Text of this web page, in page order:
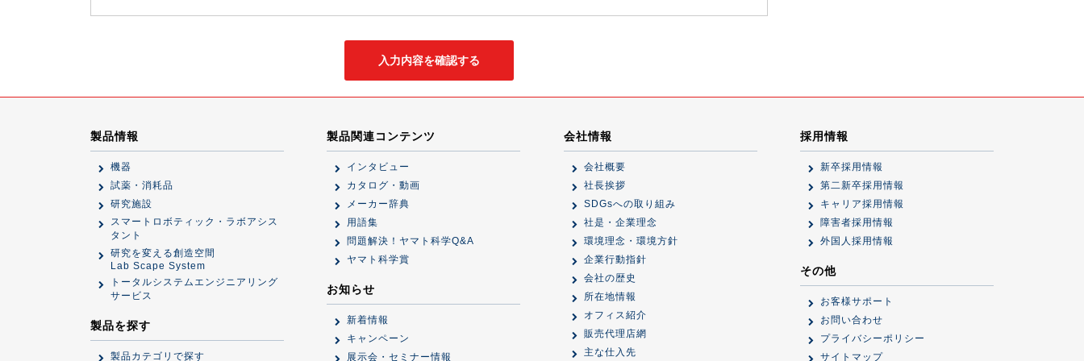
製品情報
機器
試薬・消耗品
研究施設
スマートロボティック・ラボアシス
タント
研究を変える創造空間
Lab Scape System
トータルシステムエンジニアリング
サービス
製品を探す
製品カテゴリで探す
製品関連コンテンツ
インタビュー
カタログ・動画
メーカー辞典
用語集
問題解決！ヤマト科学Q&A
ヤマト科学賞
お知らせ
新着情報
キャンペーン
展示会・セミナー情報
会社情報
会社概要
社長挨拶
SDGsへの取り組み
社是・企業理念
環境理念・環境方針
企業行動指針
会社の歴史
所在地情報
オフィス紹介
販売代理店網
主な仕入先
採用情報
新卒採用情報
第二新卒採用情報
キャリア採用情報
障害者採用情報
外国人採用情報
その他
お客様サポート
お問い合わせ
プライバシーポリシー
サイトマップ